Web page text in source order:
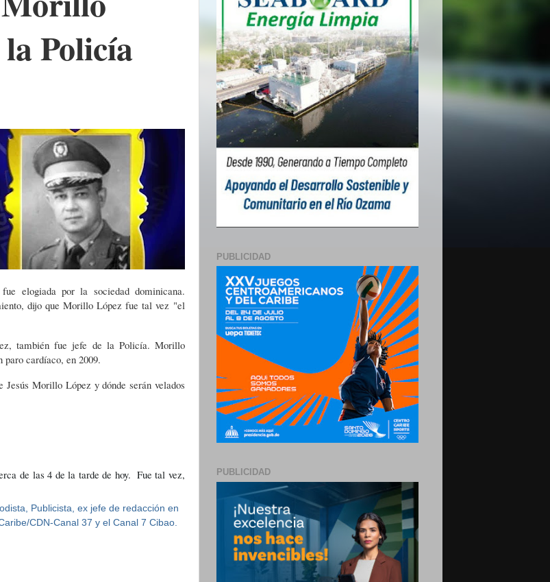
Policía
elogiada por la sociedad dominicana.
dijo que Morillo López fue tal vez "el
también fue jefe de la Policía. Morillo
cardíaco, en 2009.
Morillo López y dónde serán velados
de las 4 de la tarde de hoy.  Fue tal vez,
Publicista, ex jefe de redacción en
CDN-Canal 37 y el Canal 7 Cibao.
PUBLICIDAD
PUBLICIDAD